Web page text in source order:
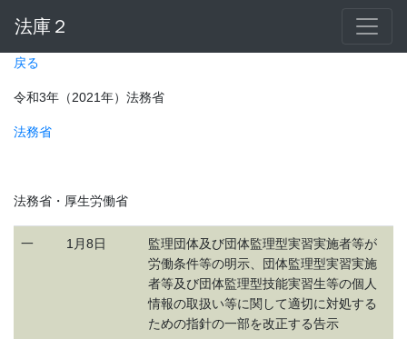
法庫２
戻る
令和3年（2021年）法務省
法務省
法務省・厚生労働省
一 1月8日
監理団体及び団体監理型実習実施者等が
労働条件等の明示、団体監理型実習実施
者等及び団体監理型技能実習生等の個人
情報の取扱い等に関して適切に対処する
ための指針の一部を改正する告示